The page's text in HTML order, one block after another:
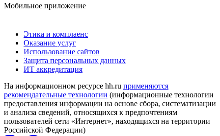
Мобильное приложение
Этика и комплаенс
Оказание услуг
Использование сайтов
Защита персональных данных
ИТ аккредитация
На информационном ресурсе hh.ru применяются
рекомендательные технологии (информационные технологии
предоставления информации на основе сбора, систематизации
и анализа сведений, относящихся к предпочтениям
пользователей сети «Интернет», находящихся на территории
Российской Федерации)